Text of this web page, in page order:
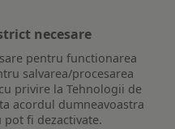
necesare
pentru functionarea
salvarea/procesarea
privire la Tehnologii de
acordul dumneavoastra
pot fi dezactivate.